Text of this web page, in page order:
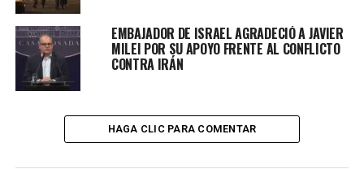
Para Soria, «deberían pedirse licencia sin goce de
haberes y ponerse a disposición para que todo este
escándalo se esclarezca inmediatamente, porque no
pueden seguir siendo jueces así como si nada».
Además sostuvo que el hackeo deja al descubierto que
estaban «tratando de armar facturas truchas» y
EMBAJADOR DE ISRAEL AGRADECIÓ A JAVIER
MILEI POR SU APOYO FRENTE AL CONFLICTO
CONTRA IRÁN
HAGA CLIC PARA COMENTAR